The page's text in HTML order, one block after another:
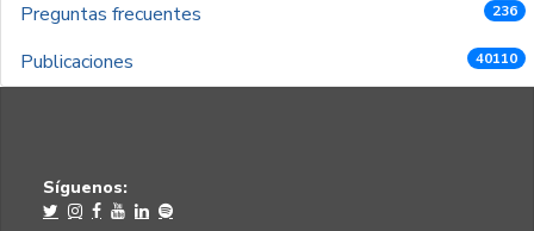
Preguntas frecuentes 236
Publicaciones 40110
Síguenos: